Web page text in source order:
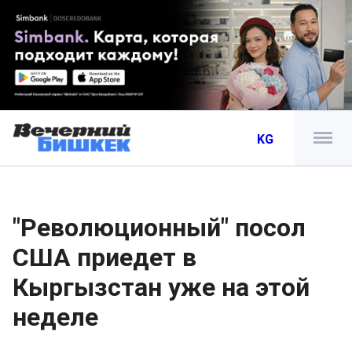
KG
"Революционный" посол
США приедет в
Кыргызстан уже на этой
неделе